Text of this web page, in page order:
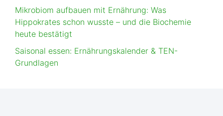
Mikrobiom aufbauen mit Ernährung: Was
Hippokrates schon wusste – und die Biochemie
heute bestätigt
Saisonal essen: Ernährungskalender & TEN-
Grundlagen